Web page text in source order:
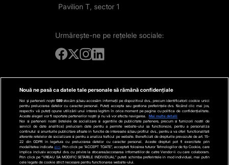
Pavilion T, sector 1
Urmărește-ne pe rețelele sociale:
© 2016-2026 DOGAN MEDIA INTERNATIONAL SA, Toate drepturile
rezervate.
Nouă ne pasă ca datele tale personale să rămână confidențiale
Noi și partenerii noștri 589stocăm și/sau accesăm informații pe dispozitivul dvs., precum identificatorii cookie unici
pentru prelucrarea datelor cu caracter personal. Puteți accepta sau gestiona preferințele dvs. făcând clic mai jos,
respectiv vă puteți opune utilizării unui interes legitim în orice moment pe pagina cu politica de confidențialitate.
Aceste alegeri vor fi raportate partenerilor noștri și nu vă vor afecta navigarea.
Mai multe detalii
Noi si partenerii nostri (retelele de socializare si agentiile de publicitate partenere, precum si furnizorii nostri de
servicii de date analitice) prelucram date pentru a permite website-ului sa functioneze, pentru a personaliza
continutul si anunturile publicitare afisate in functie de interesele si/sau profilul dvs., pentru a va oferi functionalitati
aferente retelelor de socializare si pentru a analiza traficul pe website. Beneficiati de drepturile prevazute de art. 15-
22 din GDPR in legatura cu prelucrarea datelor cu caracter personal. Aceste drepturi pot fi exercitate prin
modalitatea indicataaici . Prin click pe “ACCEPT TOATE”, acceptati folosirea tuturor Tehnologiilor de tip Cookie, care
implica inclusiv acceptul dvs. cu privire la stocarea/accesarea informatiilor de catre Vendor-ii cu care colaboram.
Prin click pe “VREAU SA MODIFIC SETARILE INDIVIDUAL” puteti schimba preferintele in mod individual, mai putin
cele legate de cookie strict necesare pentru functionarea website-ului.